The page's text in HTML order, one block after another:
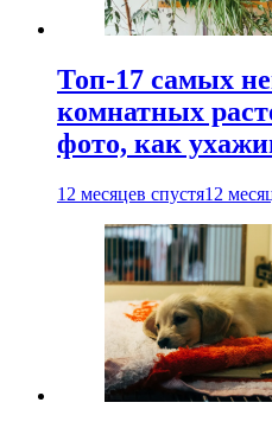
Топ-17 самых
комнатных
фото, как
12 месяцев спустя12